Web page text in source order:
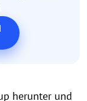
herunter und